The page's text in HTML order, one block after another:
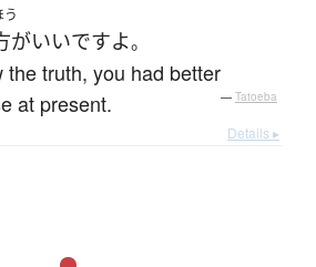
う
がいいですよ。
the truth, you had better
at present.
— Tatoeba
Details ▸